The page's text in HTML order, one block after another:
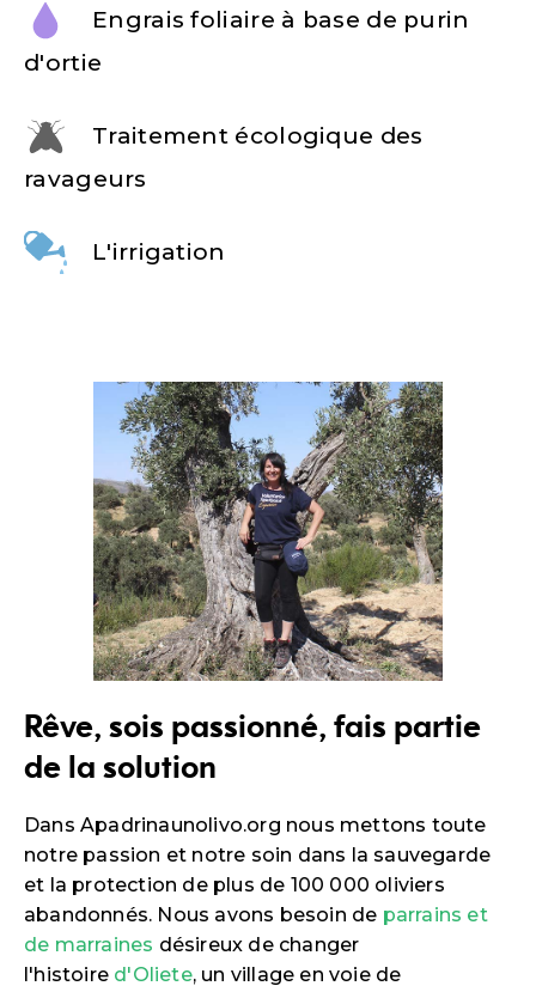
Engrais foliaire à base de purin
d'ortie
Traitement écologique des
ravageurs
L'irrigation
Rêve, sois passionné, fais partie
de la solution
Dans Apadrinaunolivo.org nous mettons toute
notre passion et notre soin dans la sauvegarde
et la protection de plus de 100 000 oliviers
abandonnés. Nous avons besoin de parrains et
de marraines désireux de changer
l'histoire d'Oliete, un village en voie de